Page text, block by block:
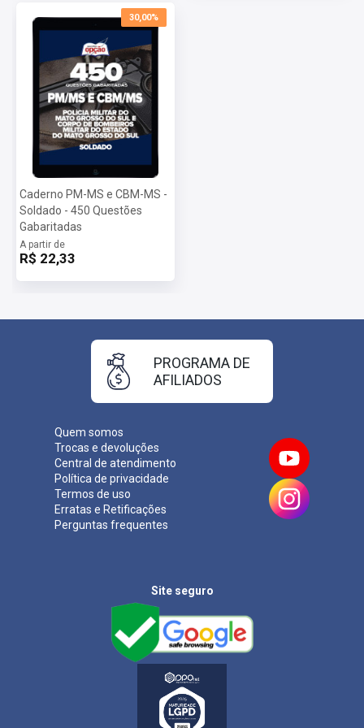
30,00%
Caderno PM-MS e CBM-MS -
Soldado - 450 Questões
Gabaritadas
A partir de
R$ 22,33
Quem somos
Trocas e devoluções
Central de atendimento
Política de privacidade
Termos de uso
Erratas e Retificações
Perguntas frequentes
PROGRAMA DE
AFILIADOS
Site seguro